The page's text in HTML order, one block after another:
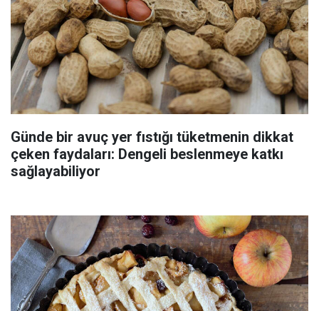
Günde bir avuç yer fıstığı tüketmenin dikkat
çeken faydaları: Dengeli beslenmeye katkı
sağlayabiliyor